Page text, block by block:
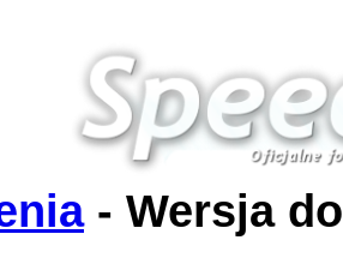
- Wersja